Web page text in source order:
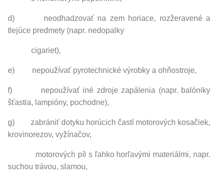
d) neodhadzovať na zem horiace, rozžeravené a
tlejúce predmety (napr. nedopalky
cigariet),
e) nepoužívať pyrotechnické výrobky a ohňostroje,
f) nepoužívať iné zdroje zapálenia (napr. balóniky
šťastia, lampióny, pochodne),
g) zabrániť dotyku horúcich častí motorových kosačiek,
krovinorezov, vyžínačov,
motorových píl s ľahko horľavými materiálmi, napr.
suchou trávou, slamou,